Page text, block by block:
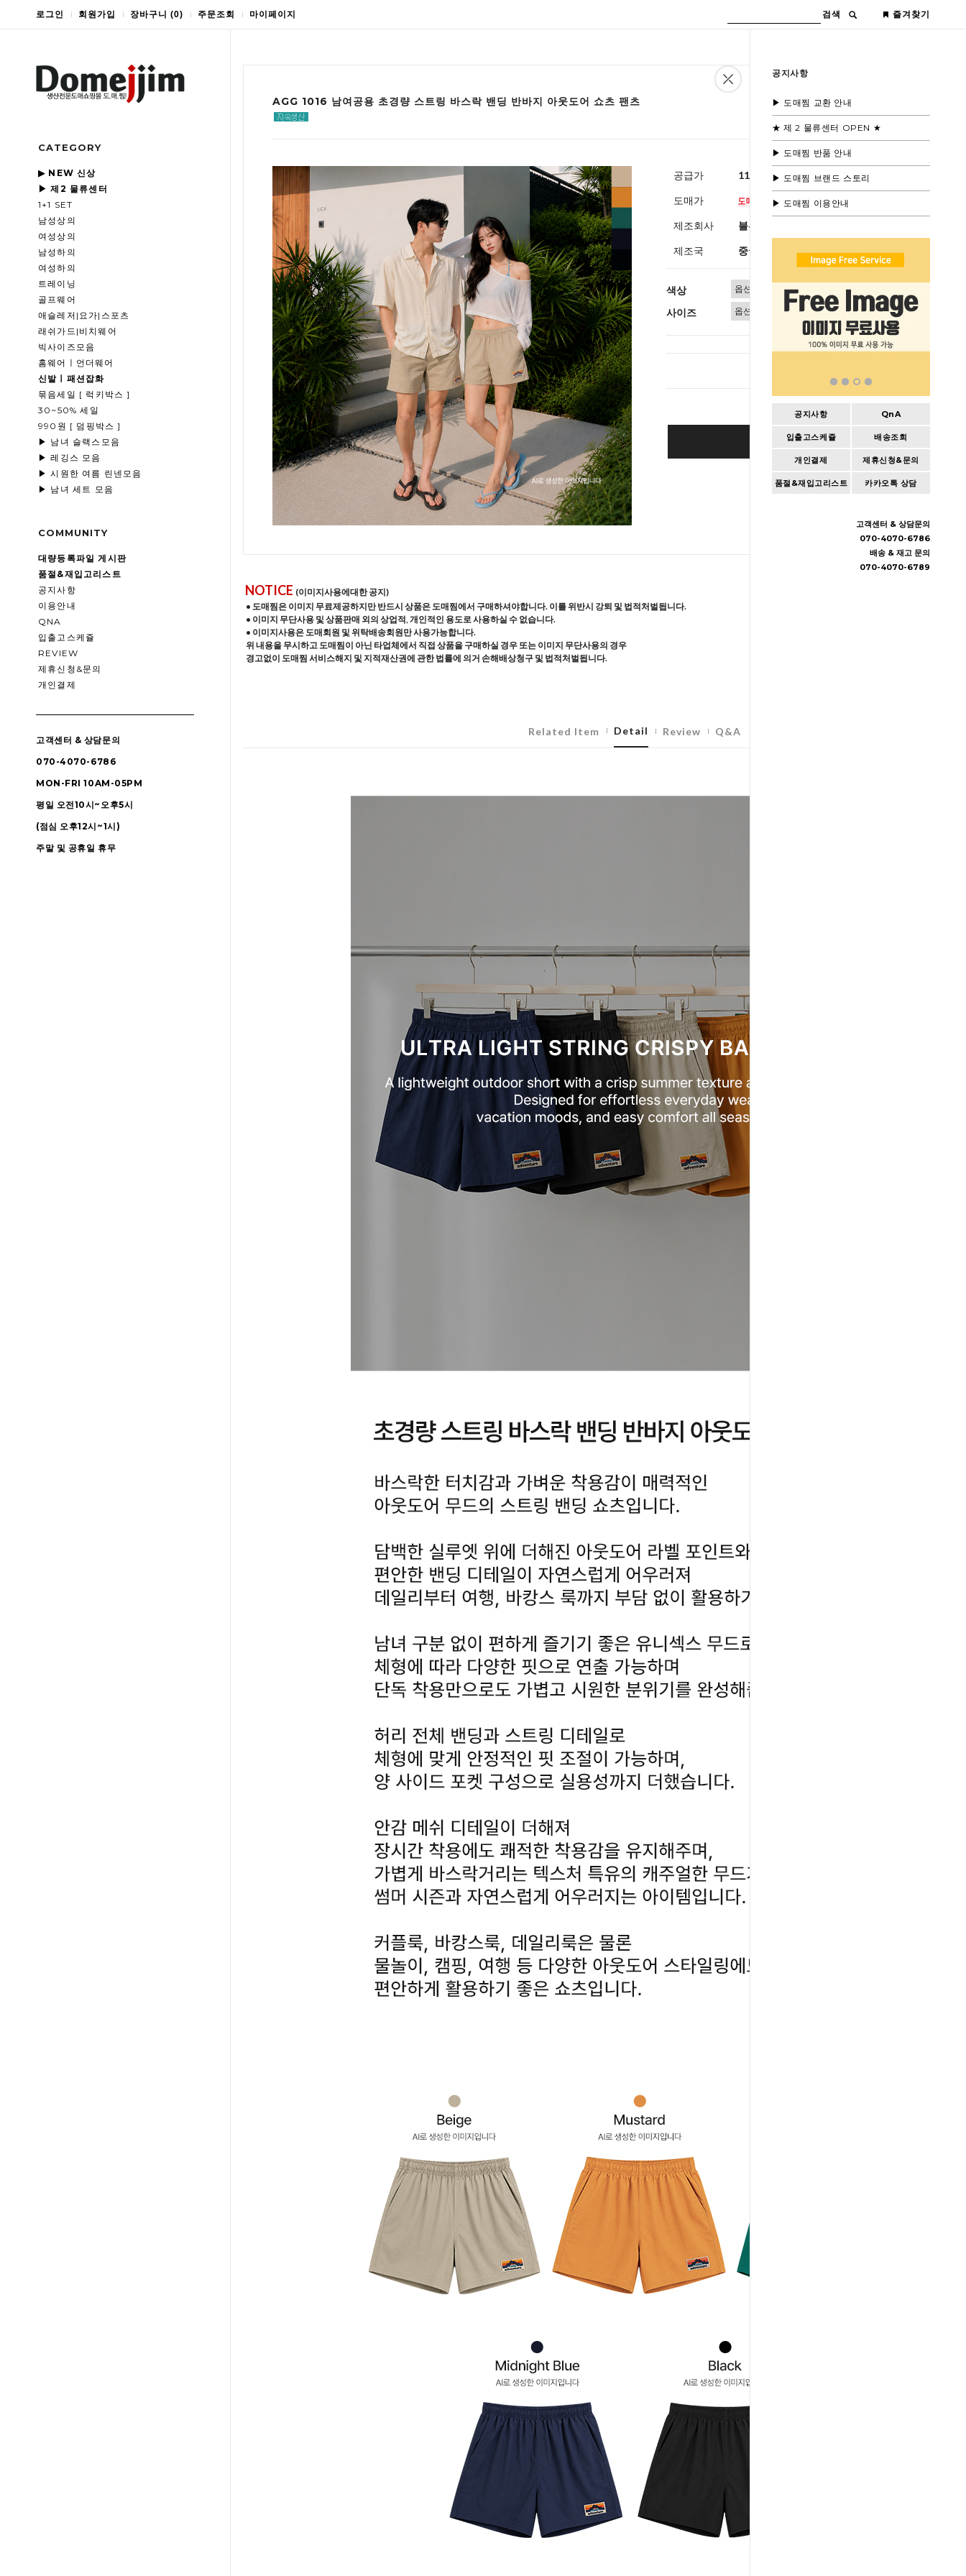
로그인 회원가입 장바구니 (0) 주문조회 마이페이지 검색 즐겨찾기
CATEGORY
▶ NEW 신상
▶ 제2 물류센터
1+1 SET
남성상의
여성상의
남성하의
여성하의
트레이닝
골프웨어
애슬레저|요가|스포츠
래쉬가드|비치웨어
빅사이즈모음
홈웨어ㅣ언더웨어
신발ㅣ패션잡화
묶음세일 [ 럭키박스 ]
30~50% 세일
990원 [ 덤핑박스 ]
▶ 남녀 슬랙스모음
▶ 레깅스 모음
▶ 시원한 여름 린넨모음
▶ 남녀 세트 모음
COMMUNITY
대량등록파일 게시판
품절&재입고리스트
공지사항
이용안내
QNA
입출고스케쥴
REVIEW
제휴신청&문의
개인결제
고객센터 & 상담문의
070-4070-6786
MON-FRI 10AM-05PM
평일 오전10시~오후5시
(점심 오후12시~1시)
주말 및 공휴일 휴무
공지사항
▶ 도매찜 교환 안내
★ 제 2 물류센터 OPEN ★
▶ 도매찜 반품 안내
▶ 도매찜 브랜드 스토리
▶ 도매찜 이용안내
공지사항 QnA
입출고스케쥴 배송조회
개인결제 제휴신청&문의
품절&재입고리스트 카카오톡 상담
고객센터 & 상담문의
070-4070-6786
배송 & 재고 문의
070-4070-6789
AGG 1016 남여공용 초경량 스트링 바스락 밴딩 반바지 아웃도어 쇼츠 팬츠
공급가 11,600원(부가세별도)
도매가
제조회사 블루모드 제휴사
제조국 중국
색상
사이즈
BUY IT NOW
Cart Wishlist
NOTICE (이미지사용에대한 공지)
• 도매찜은 이미지 무료제공하지만 반드시 상품은 도매찜에서 구매하셔야합니다. 이를 위반시 강퇴 및 법적처벌됩니다.
• 이미지 무단사용 및 상품판매 외의 상업적, 개인적인 용도로 사용하실 수 없습니다.
• 이미지사용은 도매회원 및 위탁배송회원만 사용가능합니다.
위 내용을 무시하고 도매찜이 아닌 타업체에서 직접 상품을 구매하실 경우 또는 이미지 무단사용의 경우
경고없이 도매찜 서비스해지 및 지적재산권에 관한 법률에 의거 손해배상청구 및 법적처벌됩니다.
Related Item Detail Review Q&A